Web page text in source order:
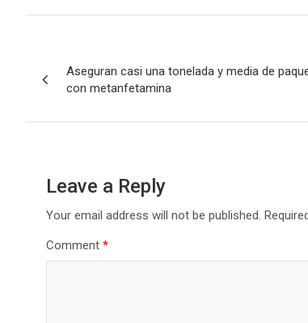
navigation
Aseguran casi una tonelada y media de
con metanfetamina
Leave a Reply
Your email address will not be published.
Comment *